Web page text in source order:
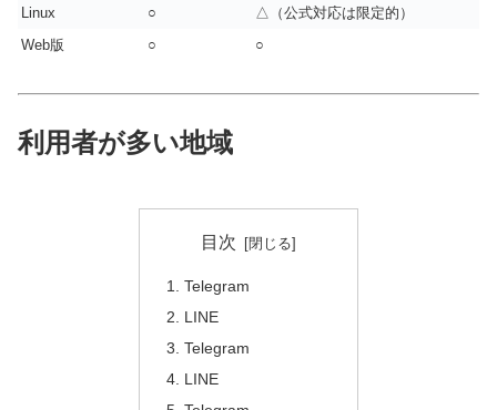
Linux
○
△（公式対応は限定的）
Web版
○ ○
利用者が多い地域
目次
Telegram
LINE
Telegram
LINE